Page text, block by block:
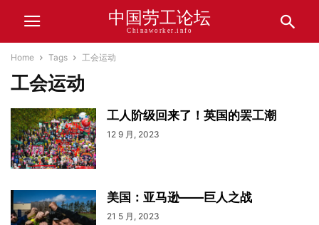
中国劳工论坛
Chinaworker.info
Home Tags 工会运动
工会运动
工人阶级回来了！英国的罢工潮
12 9 月, 2023
美国：亚马逊——巨人之战
21 5 月, 2023